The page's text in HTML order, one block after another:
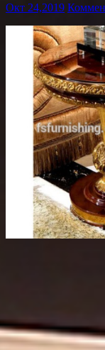
Окт 24,2019